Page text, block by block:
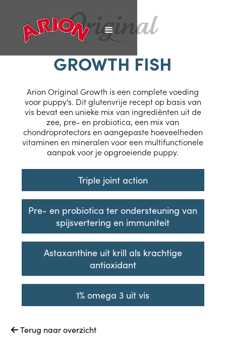
GROWTH FISH
Arion Original Growth is een complete voeding
voor puppy's. Dit glutenvrije recept op basis van
vis bevat een unieke mix van ingrediënten uit de
zee, pre- en probiotica, een mix van
chondroprotectors en aangepaste hoeveelheden
vitaminen en mineralen voor een multifunctionele
aanpak voor je opgroeiende puppy.
Pre- en probiotica ter ondersteuning van
spijsvertering en immuniteit
Astaxanthine uit krill als krachtige
antioxidant
1% omega 3 uit vis
Triple joint action
Terug naar overzicht